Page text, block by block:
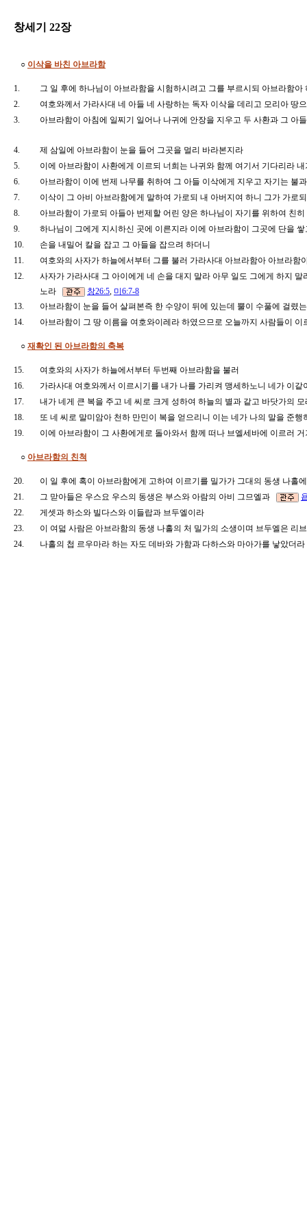
창세기 22장
○ 이삭을 바친 아브라함
1.
그 일 후에 하나님이 아브라함을 시험하시려고 그를 부르시되 아브라함
2.
여호와께서 가라사대 네 아들 네 사랑하는 독자 이삭을 데리고 모리아
3.
아브라함이 아침에 일찌기 일어나 나귀에 안장을 지우고 두 사환과 그 아
4.
제 삼일에 아브라함이 눈을 들어 그곳을 멀리 바라본지라
5.
이에 아브라함이 사환에게 이르되 너희는 나귀와 함께 여기서 기다리라
6.
아브라함이 이에 번제 나무를 취하여 그 아들 이삭에게 지우고 자기는
7.
이삭이 그 아비 아브라함에게 말하여 가로되 내 아버지여 하니 그가 가
8.
아브라함이 가로되 아들아 번제할 어린 양은 하나님이 자기를 위하여 친
9.
하나님이 그에게 지시하신 곳에 이른지라 이에 아브라함이 그곳에 단을
10.
손을 내밀어 칼을 잡고 그 아들을 잡으려 하더니
11.
여호와의 사자가 하늘에서부터 그를 불러 가라사대 아브라함아 아브라
12.
사자가 가라사대 그 아이에게 네 손을 대지 말라 아무 일도 그에게 하지
노라
창26:5, 미6:7-8
13.
아브라함이 눈을 들어 살펴본즉 한 수양이 뒤에 있는데 뿔이 수풀에 걸
14.
아브라함이 그 땅 이름을 여호와이레라 하였으므로 오늘까지 사람들이
○ 재확인 된 아브라함의 축복
15.
여호와의 사자가 하늘에서부터 두번째 아브라함을 불러
16.
가라사대 여호와께서 이르시기를 내가 나를 가리켜 맹세하노니 네가 이
17.
내가 네게 큰 복을 주고 네 씨로 크게 성하여 하늘의 별과 같고 바닷가의
18.
또 네 씨로 말미암아 천하 만민이 복을 얻으리니 이는 네가 나의 말을 준
19.
이에 아브라함이 그 사환에게로 돌아와서 함께 떠나 브엘세바에 이르러
○ 아브라함의 친척
20.
이 일 후에 혹이 아브라함에게 고하여 이르기를 밀가가 그대의 동생 나
21.
그 맏아들은 우스요 우스의 동생은 부스와 아람의 아비 그므엘과
22.
게셋과 하소와 빌다스와 이들랍과 브두엘이라
23.
이 여덟 사람은 아브라함의 동생 나홀의 처 밀가의 소생이며 브두엘은 리
24.
나홀의 첩 르우마라 하는 자도 데바와 가함과 다하스와 마아가를 낳았더